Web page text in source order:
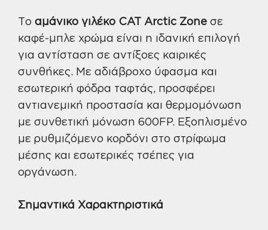
Το αμάνικο γιλέκο CAT Arctic Zone σε
καφέ-μπλε χρώμα είναι η ιδανική επιλογή
για αντίσταση σε αντίξοες καιρικές
συνθήκες. Με αδιάβροχο ύφασμα και
εσωτερική φόδρα ταφτάς, προσφέρει
αντιανεμική προστασία και θερμομόνωση
με συνθετική μόνωση 600FP. Εξοπλισμένο
με ρυθμιζόμενο κορδόνι στο στρίφωμα
μέσης και εσωτερικές τσέπες για
οργάνωση.
Σημαντικά Χαρακτηριστικά